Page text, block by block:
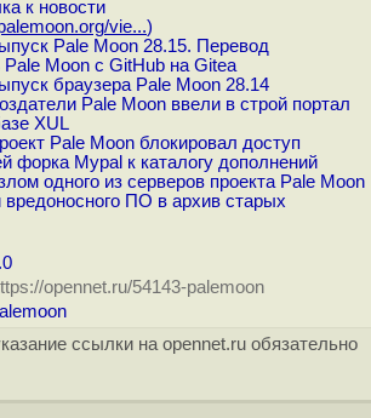
к новости
vie...)
Pale Moon 28.15. Перевод
Pale Moon с GitHub на Gitea
браузера Pale Moon 28.14
Pale Moon ввели в строй портал
XUL
Pale Moon блокировал доступ
форка Mypal к каталогу дополнений
одного из серверов проекта Pale Moon
вредоносного ПО в архив старых
opennet.ru/54143-palemoon
ссылки на opennet.ru обязательно